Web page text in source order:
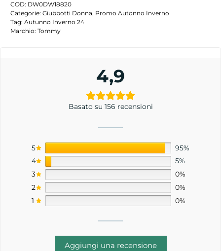
COD: DW0DW18820
Categorie: Giubbotti Donna, Promo Autonno Inverno
Tag: Autunno Inverno 24
Marchio: Tommy
4,9
Basato su 156 recensioni
5
95%
4
5%
3
0%
2
0%
1
0%
Aggiungi una recensione